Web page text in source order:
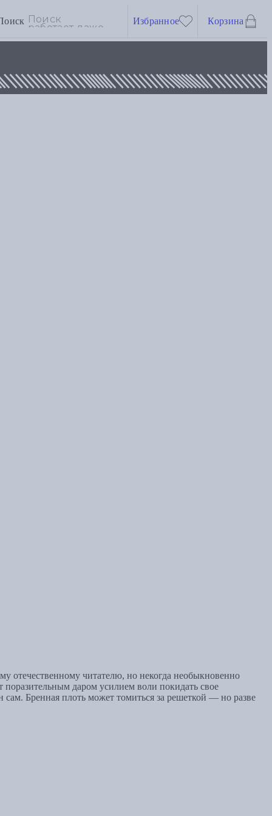
Избранное Корзина
отечественному читателю, но некогда необыкновенно
даром усилием воли покидать свое
Бренная плоть может томиться за решеткой — но разве